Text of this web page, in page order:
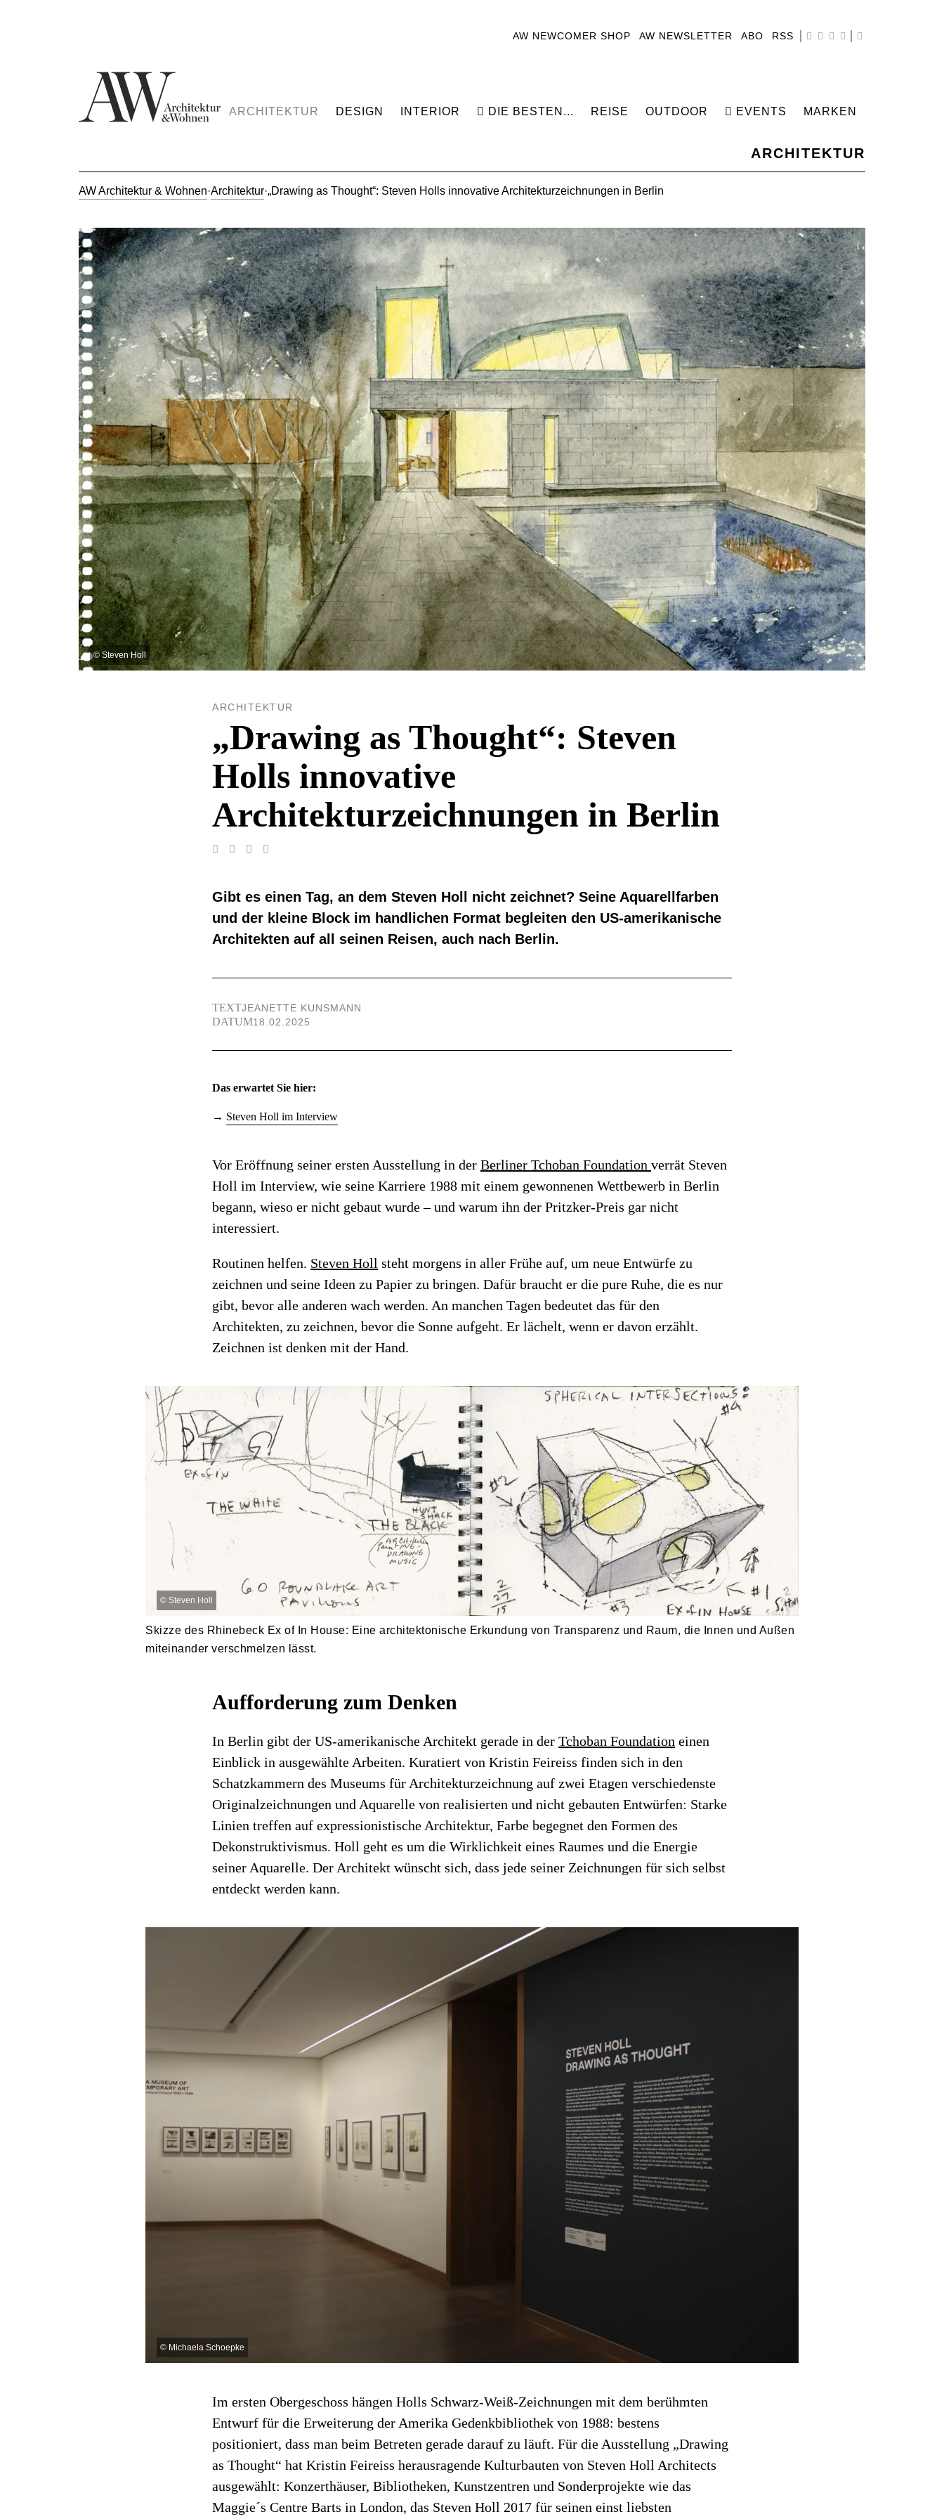
AW NEWCOMER SHOP AW NEWSLETTER ABO RSS
ARCHITEKTUR DESIGN INTERIOR DIE BESTEN... REISE OUTDOOR EVENTS MARKEN
ARCHITEKTUR
AW Architektur & Wohnen·Architektur·„Drawing as Thought“: Steven Holls innovative Architekturzeichnungen in Berlin
© Steven Holl
ARCHITEKTUR
„Drawing as Thought“: Steven
Holls innovative
Architekturzeichnungen in Berlin
Gibt es einen Tag, an dem Steven Holl nicht zeichnet? Seine Aquarellfarben
und der kleine Block im handlichen Format begleiten den US-amerikanische
Architekten auf all seinen Reisen, auch nach Berlin.
TEXTJEANETTE KUNSMANN
DATUM18.02.2025
Das erwartet Sie hier:
Steven Holl im Interview
Vor Eröffnung seiner ersten Ausstellung in der Berliner Tchoban Foundation verrät Steven
Holl im Interview, wie seine Karriere 1988 mit einem gewonnenen Wettbewerb in Berlin
begann, wieso er nicht gebaut wurde – und warum ihn der Pritzker-Preis gar nicht
interessiert.
Routinen helfen. Steven Holl steht morgens in aller Frühe auf, um neue Entwürfe zu
zeichnen und seine Ideen zu Papier zu bringen. Dafür braucht er die pure Ruhe, die es nur
gibt, bevor alle anderen wach werden. An manchen Tagen bedeutet das für den
Architekten, zu zeichnen, bevor die Sonne aufgeht. Er lächelt, wenn er davon erzählt.
Zeichnen ist denken mit der Hand.
© Steven Holl
Skizze des Rhinebeck Ex of In House: Eine architektonische Erkundung von Transparenz und Raum, die Innen und Außen
miteinander verschmelzen lässt.
Aufforderung zum Denken
In Berlin gibt der US-amerikanische Architekt gerade in der Tchoban Foundation einen
Einblick in ausgewählte Arbeiten. Kuratiert von Kristin Feireiss finden sich in den
Schatzkammern des Museums für Architekturzeichnung auf zwei Etagen verschiedenste
Originalzeichnungen und Aquarelle von realisierten und nicht gebauten Entwürfen: Starke
Linien treffen auf expressionistische Architektur, Farbe begegnet den Formen des
Dekonstruktivismus. Holl geht es um die Wirklichkeit eines Raumes und die Energie
seiner Aquarelle. Der Architekt wünscht sich, dass jede seiner Zeichnungen für sich selbst
entdeckt werden kann.
© Michaela Schoepke
Im ersten Obergeschoss hängen Holls Schwarz-Weiß-Zeichnungen mit dem berühmten
Entwurf für die Erweiterung der Amerika Gedenkbibliothek von 1988: bestens
positioniert, dass man beim Betreten gerade darauf zu läuft. Für die Ausstellung „Drawing
as Thought“ hat Kristin Feireiss herausragende Kulturbauten von Steven Holl Architects
ausgewählt: Konzerthäuser, Bibliotheken, Kunstzentren und Sonderprojekte wie das
Maggie´s Centre Barts in London, das Steven Holl 2017 für seinen einst liebsten